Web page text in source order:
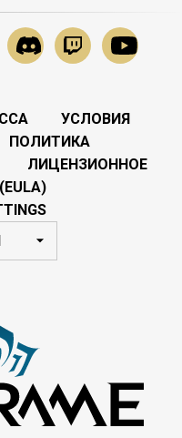
УСЛОВИЯ
ПОЛИТИКА
ЛИЦЕНЗИОННОЕ